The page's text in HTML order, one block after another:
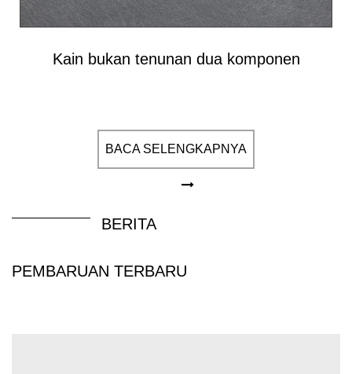
memberikan kekuatan dan ketahanan panas yang
kelembutan dan sifat titik leleh rendah. Kain bukan
konstruksi, dengan sifat mekanik, daya tahan, dan
sirkulasi udara yang sangat baik.
Kain bukan tenunan dua komponen
BACA SELENGKAPNYA
BERITA
PEMBARUAN TERBARU